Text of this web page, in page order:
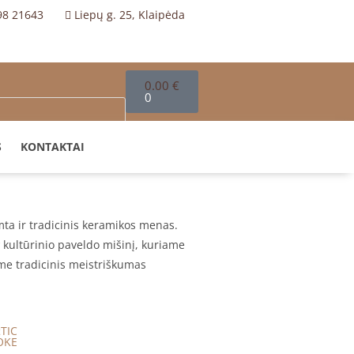
21643 Liepų g. 25, Klaipėda
0.00 €
0
KONTAKTAI
ir tradicinis keramikos menas.
paveldo mišinį, kuriame
tradicinis meistriškumas